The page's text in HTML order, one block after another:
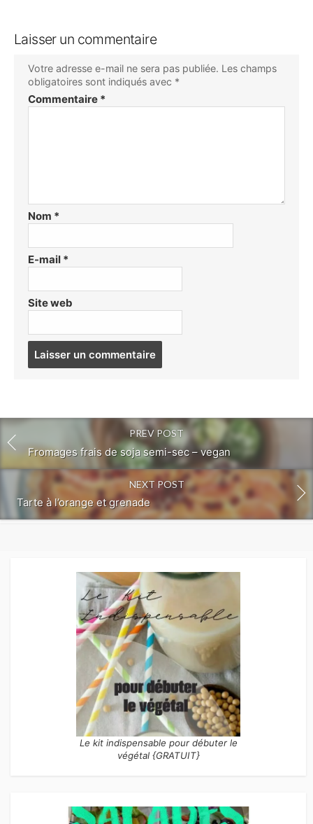
Laisser un commentaire
Votre adresse e-mail ne sera pas publiée. Les champs
obligatoires sont indiqués avec *
Commentaire *
Nom *
E-mail *
Site web
PREV POST
Fromages frais de soja semi-sec – vegan
NEXT POST
Tarte à l’orange et grenade
Le kit indispensable pour débuter le
végétal {GRATUIT}